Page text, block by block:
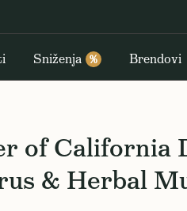
Sniženja % Brendovi
of California
& Herbal